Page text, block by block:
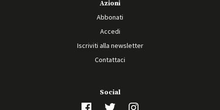
Azioni
Abbonati
Accedi
Iscriviti alla newsletter
Contattaci
Social